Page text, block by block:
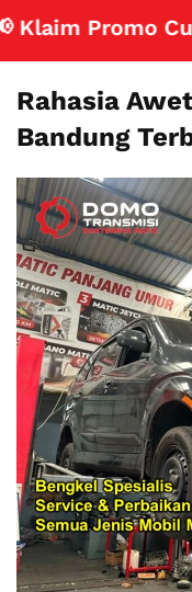
Promo Cuci
Rahasia
Bandung